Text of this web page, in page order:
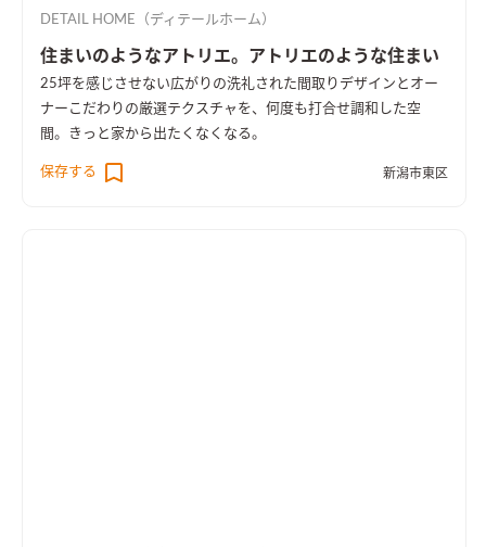
DETAIL HOME（ディテールホーム）
住まいのようなアトリエ。アトリエのような住まい
25坪を感じさせない広がりの洗礼された間取りデザインとオー
ナーこだわりの厳選テクスチャを、何度も打合せ調和した空
間。きっと家から出たくなくなる。
保存する 新潟市東区